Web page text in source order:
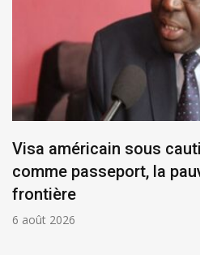
Visa américain sous
comme passeport, la
frontière
6 août 2026